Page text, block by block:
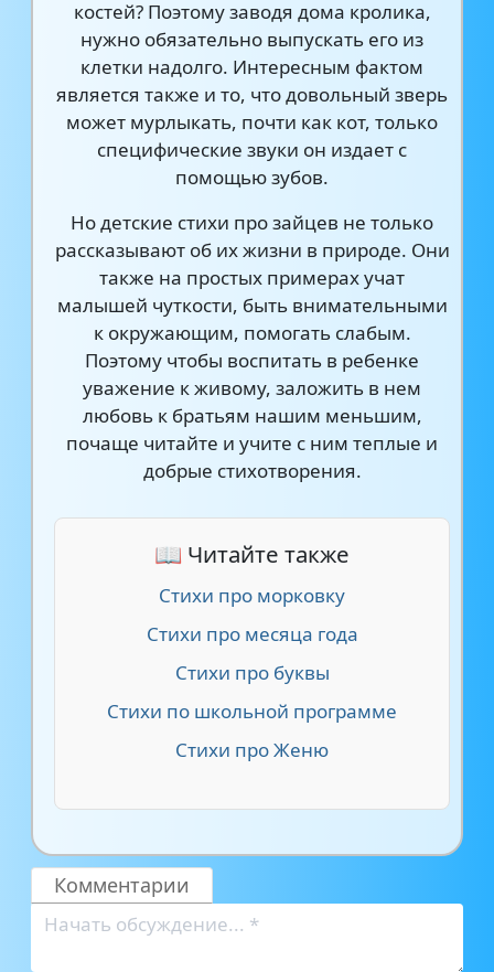
костей? Поэтому заводя дома кролика,
нужно обязательно выпускать его из
клетки надолго. Интересным фактом
является также и то, что довольный зверь
может мурлыкать, почти как кот, только
специфические звуки он издает с
помощью зубов.
Но детские стихи про зайцев не только
рассказывают об их жизни в природе. Они
также на простых примерах учат
малышей чуткости, быть внимательными
к окружающим, помогать слабым.
Поэтому чтобы воспитать в ребенке
уважение к живому, заложить в нем
любовь к братьям нашим меньшим,
почаще читайте и учите с ним теплые и
добрые стихотворения.
📖 Читайте также
Стихи про морковку
Стихи про месяца года
Стихи про буквы
Стихи по школьной программе
Стихи про Женю
Комментарии